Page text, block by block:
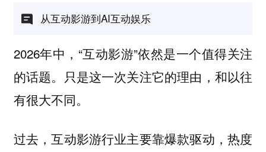
从互动影游到AI互动娱乐
2026年中，“互动影游”依然是一个值得关注
的话题。只是这一次关注它的理由，和以往
有很大不同。
过去，互动影游行业主要靠爆款驱动，热度